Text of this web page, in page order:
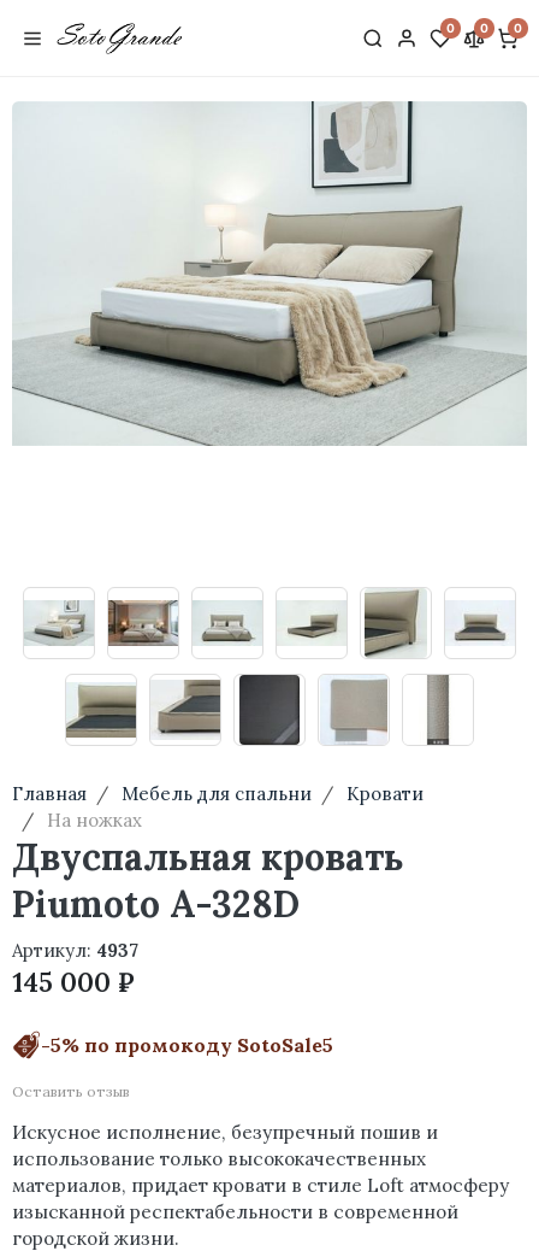
0 0 0
Главная Мебель для спальни
Кровати
На ножках
Двуспальная кровать
Piumoto A-328D
Артикул: 4937
145 000 ₽
-5% по промокоду SotoSale5
Оставить отзыв
Искусное исполнение, безупречный пошив и
использование только высококачественных
материалов, придает кровати в стиле Loft атмосферу
изысканной респектабельности в современной
городской жизни.